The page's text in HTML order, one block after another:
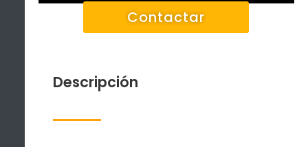
Contactar
Descripción